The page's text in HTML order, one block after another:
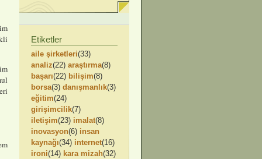
Etiketler
aile şirketleri(33)
analiz(22) araştırma(8)
başarı(22) bilişim(8)
borsa(3) danışmanlık(3)
eğitim(24)
girişimcilik(7)
iletişim(23) imalat(8)
inovasyon(6) insan
kaynağı(34) internet(16)
ironi(14) kara mizah(32)